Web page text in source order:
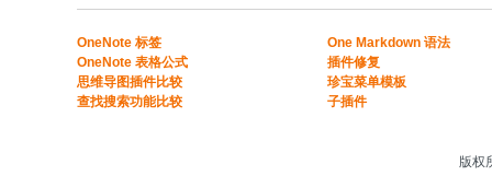
​​OneNote 标签
OneNote 表格公式​
​思维导图插件比较​
​查找搜索功能比较​
One Markdown 语法
插件修复
珍宝菜单模板
子插件
版权